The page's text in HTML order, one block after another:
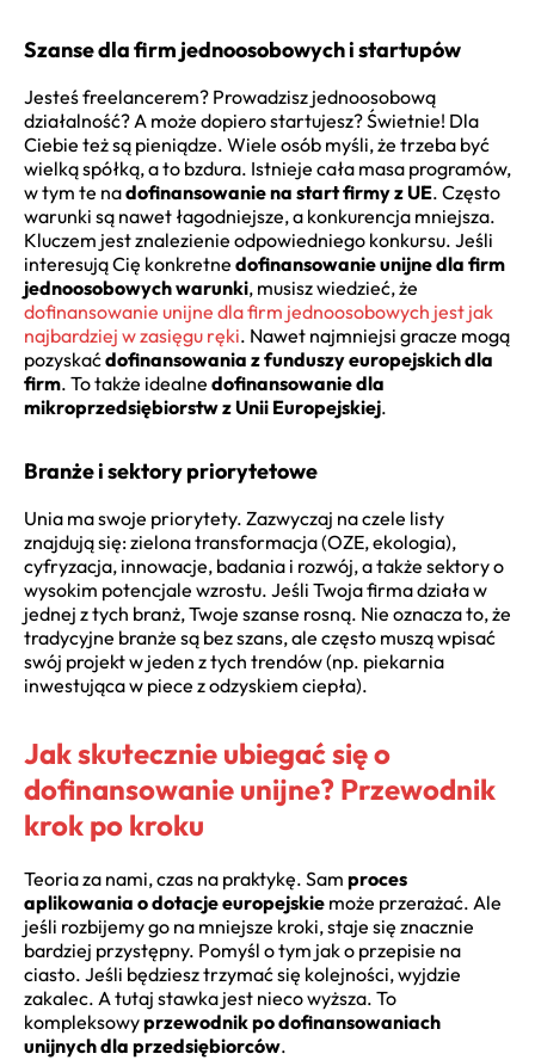
Szanse dla firm jednoosobowych i startupów
Jesteś freelancerem? Prowadzisz jednoosobową
działalność? A może dopiero startujesz? Świetnie! Dla
Ciebie też są pieniądze. Wiele osób myśli, że trzeba być
wielką spółką, a to bzdura. Istnieje cała masa programów,
w tym te nadofinansowanie na start firmy z UE. Często
warunki są nawet łagodniejsze, a konkurencja mniejsza.
Kluczem jest znalezienie odpowiedniego konkursu. Jeśli
interesują Cię konkretne dofinansowanie unijne dla firm
jednoosobowych warunki, musisz wiedzieć, że
dofinansowanie unijne dla firm jednoosobowych jest jak
najbardziej w zasięgu ręki. Nawet najmniejsi gracze mogą
pozyskaćdofinansowania z funduszy europejskich dla
firm. To także idealne dofinansowanie dla
mikroprzedsiębiorstw z Unii Europejskiej.
Branże i sektory priorytetowe
Unia ma swoje priorytety. Zazwyczaj na czele listy
znajdują się: zielona transformacja (OZE, ekologia),
cyfryzacja, innowacje, badania i rozwój, a także sektory o
wysokim potencjale wzrostu. Jeśli Twoja firma działa w
jednej z tych branż, Twoje szanse rosną. Nie oznacza to, że
tradycyjne branże są bez szans, ale często muszą wpisać
swój projekt w jeden z tych trendów (np. piekarnia
inwestująca w piece z odzyskiem ciepła).
Jak skutecznie ubiegać się o
dofinansowanie unijne? Przewodnik
krok po kroku
Teoria za nami, czas na praktykę. Sam proces
aplikowania o dotacje europejskie może przerażać. Ale
jeśli rozbijemy go na mniejsze kroki, staje się znacznie
bardziej przystępny. Pomyśl o tym jak o przepisie na
ciasto. Jeśli będziesz trzymać się kolejności, wyjdzie
zakalec. A tutaj stawka jest nieco wyższa. To
kompleksowyprzewodnik po dofinansowaniach
unijnych dla przedsiębiorców.